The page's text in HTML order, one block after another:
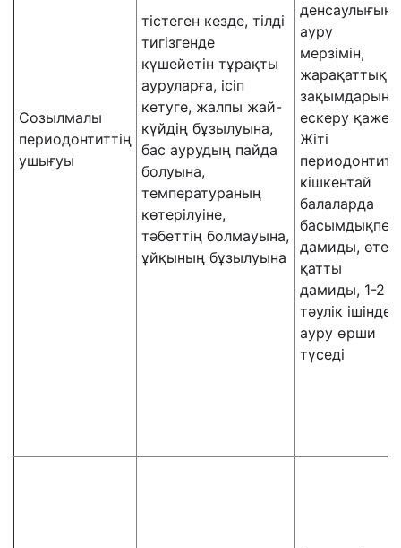
Созылмалы
периодонтиттің
ушығуы
тістеген кезде, тілді
тигізгенде
күшейетін тұрақты
ауруларға, ісіп
кетуге, жалпы жай-
күйдің бұзылуына,
бас аурудың пайда
болуына,
температураның
көтерілуіне,
тәбеттің болмауына,
ұйқының бұзылуына
денсаулығын,
ауру
мерзімін,
жарақаттық
зақымдарын
ескеру қажет.
Жіті
периодонтит
кішкентай
балаларда
басымдықпен
дамиды, өте
қатты
дамиды, 1-2
тәулік ішінде
ауру өрши
түседі